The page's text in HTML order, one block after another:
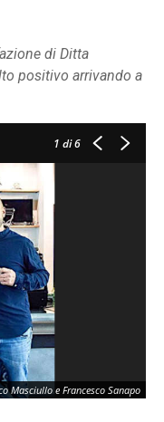
di Ditta
positivo arrivando a
1 di 6
Masciullo e Francesco Sanapo